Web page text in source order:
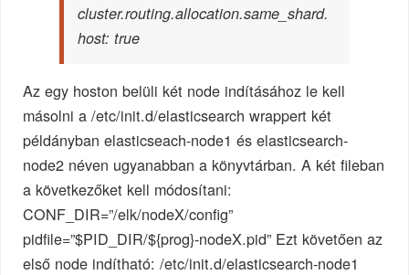
cluster.routing.allocation.same_shard.
host: true
Az egy hoston belüli két node indításához le kell
másolni a /etc/init.d/elasticsearch wrappert két
példányban elasticseach-node1 és elasticsearch-
node2 néven ugyanabban a könyvtárban. A két fileban
a következőket kell módosítani:
CONF_DIR=”/elk/nodeX/config”
pidfile=”$PID_DIR/${prog}-nodeX.pid” Ezt követően az
első node indítható: /etc/init.d/elasticsearch-node1